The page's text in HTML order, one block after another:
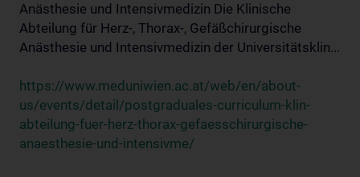
Anästhesie und Intensivmedizin Die Klinische
Abteilung für Herz-, Thorax-, Gefäßchirurgische
Anästhesie und Intensivmedizin der Universitätsklin...
https://www.meduniwien.ac.at/web/en/about-
us/events/detail/postgraduales-curriculum-klin-
abteilung-fuer-herz-thorax-gefaesschirurgische-
anaesthesie-und-intensivme/